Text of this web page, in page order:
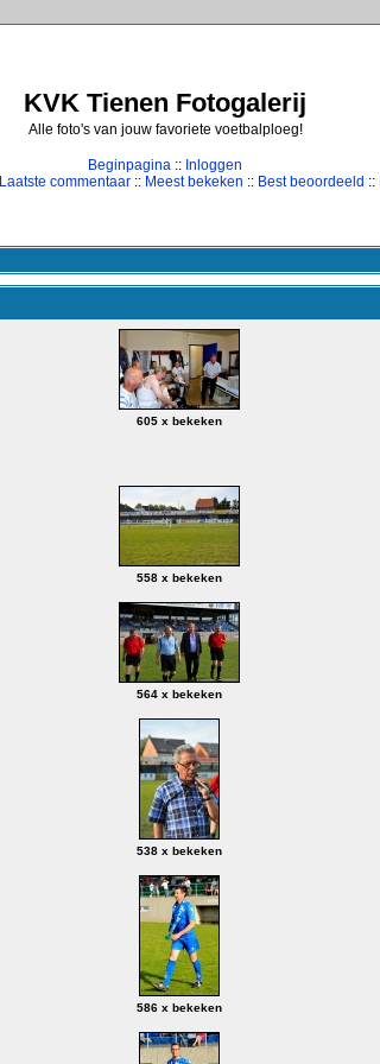
KVK Tienen Fotogalerij
Alle foto's van jouw favoriete voetbalploeg!
Beginpagina :: Inloggen
Laatste commentaar:: Meest bekeken :: Best beoordeeld ::
605 x bekeken
558 x bekeken
564 x bekeken
538 x bekeken
586 x bekeken